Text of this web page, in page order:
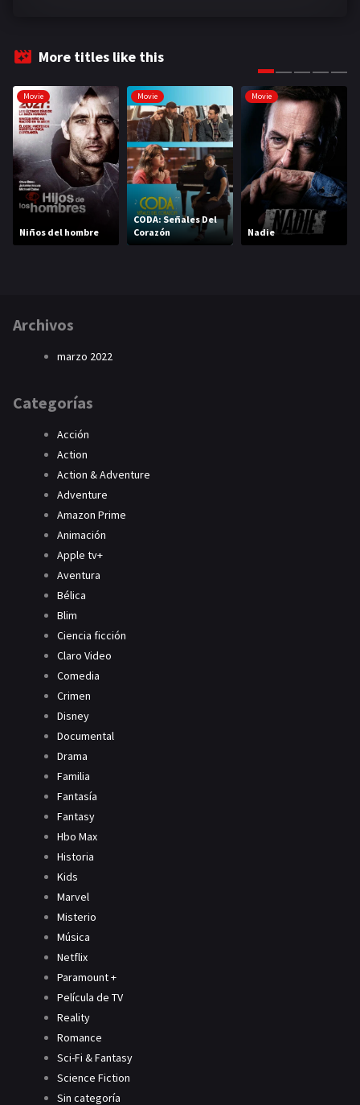
More titles like this
Movie
Niños del hombre
Movie
CODA: Señales Del
Corazón
Movie
Nadie
Archivos
marzo 2022
Categorías
Acción
Action
Action & Adventure
Adventure
Amazon Prime
Animación
Apple tv+
Aventura
Bélica
Blim
Ciencia ficción
Claro Video
Comedia
Crimen
Disney
Documental
Drama
Familia
Fantasía
Fantasy
Hbo Max
Historia
Kids
Marvel
Misterio
Música
Netflix
Paramount +
Película de TV
Reality
Romance
Sci-Fi & Fantasy
Science Fiction
Sin categoría